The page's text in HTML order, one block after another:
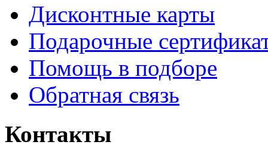
Дисконтные карты
Подарочные
Помощь в подборе
Обратная связь
Контакты